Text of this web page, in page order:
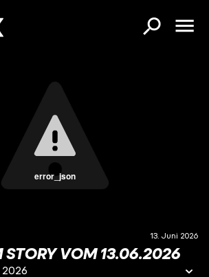
error_json
13. Juni 2026
STORY VOM 13.06.2026